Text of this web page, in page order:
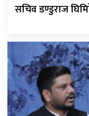
सचिव डण्डुराज